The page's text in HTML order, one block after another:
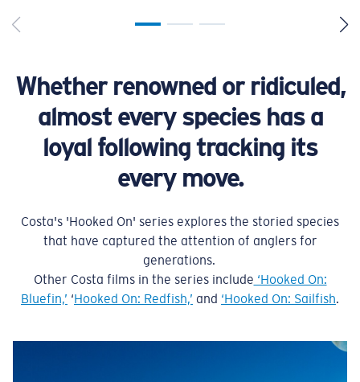
Whether renowned or ridiculed,
almost every species has a
loyal following tracking its
every move.
Costa's 'Hooked On' series explores the storied species
that have captured the attention of anglers for
generations.
Other Costa films in the series include ‘Hooked On:
Bluefin,’ ‘Hooked On: Redfish,’ and ‘Hooked On: Sailfish.